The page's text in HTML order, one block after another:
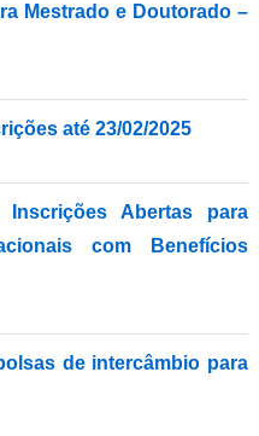
Mestrado e Doutorado –
até 23/02/2025
Inscrições Abertas para
com Benefícios
de intercâmbio para